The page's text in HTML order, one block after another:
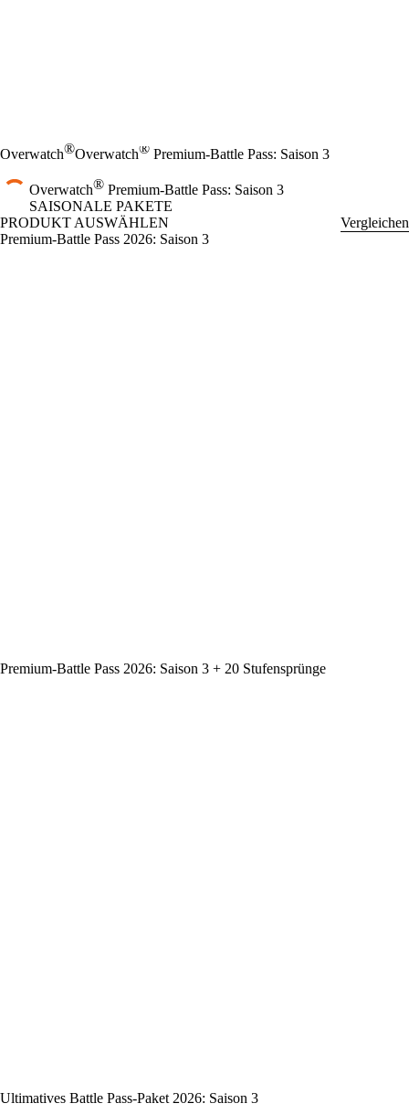
Overwatch®Overwatch® Premium-Battle Pass: Saison 3
Overwatch® Premium-Battle Pass: Saison 3
SAISONALE PAKETE
PRODUKT AUSWÄHLEN
Vergleichen
Premium-Battle Pass 2026: Saison 3
Premium-Battle Pass 2026: Saison 3 + 20 Stufensprünge
Ultimatives Battle Pass-Paket 2026: Saison 3